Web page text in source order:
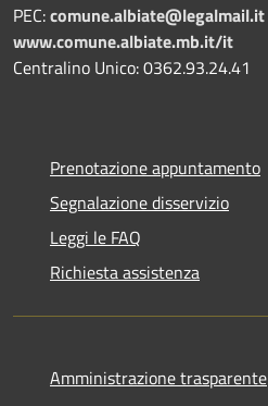
PEC:comune.albiate@legalmail.it
www.comune.albiate.mb.it/it
Centralino Unico: 0362.93.24.41
Prenotazione appuntamento
Segnalazione disservizio
Leggi le FAQ
Richiesta assistenza
Amministrazione trasparente